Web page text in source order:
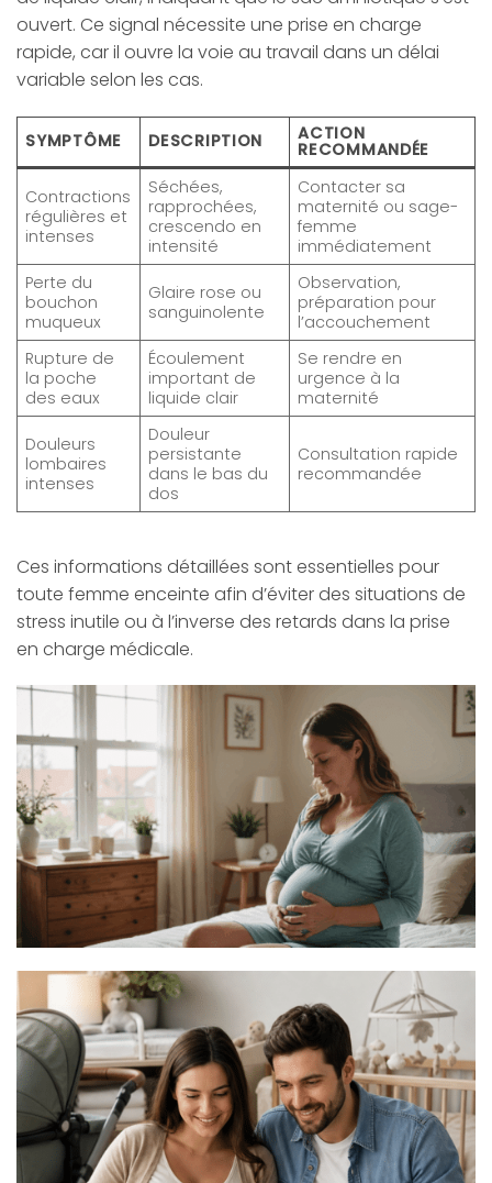
ouvert. Ce signal nécessite une prise en charge
rapide, car il ouvre la voie au travail dans un délai
variable selon les cas.
SYMPTÔME DESCRIPTION ACTION
RECOMMANDÉE
Contractions
régulières et
intenses
Séchées,
rapprochées,
crescendo en
intensité
Contacter sa
maternité ou sage-
femme
immédiatement
Perte du
bouchon
muqueux
Glaire rose ou
sanguinolente
Observation,
préparation pour
l’accouchement
Rupture de
la poche
des eaux
Écoulement
important de
liquide clair
Se rendre en
urgence à la
maternité
Douleurs
lombaires
intenses
Douleur
persistante
dans le bas du
dos
Consultation rapide
recommandée
Ces informations détaillées sont essentielles pour
toute femme enceinte afin d’éviter des situations de
stress inutile ou à l’inverse des retards dans la prise
en charge médicale.